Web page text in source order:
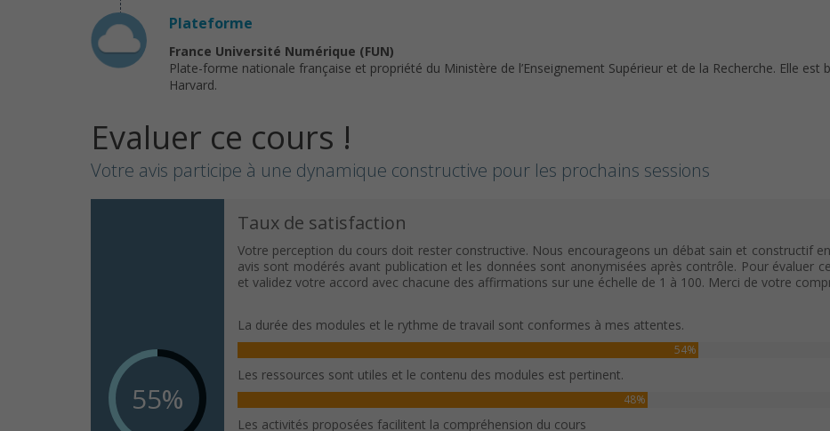
Plateforme
France Université Numérique (FUN)
Plate-forme nationale française et propriété du Ministère de l’Enseignement Supérieur et de la Recherche. Elle
Harvard.
Evaluer ce cours !
Votre avis participe à une dynamique constructive pour les prochains sessions
55%
Taux de satisfaction
Votre perception du cours doit rester constructive. Nous encourageons un débat sain et constructif
avis sont modérés avant publication et les données sont anonymisées après contrôle. Pour évaluer
et validez votre accord avec chacune des affirmations sur une échelle de 1 à 100. Merci de votre
La durée des modules et le rythme de travail sont conformes à mes attentes.
54%
Les ressources sont utiles et le contenu des modules est pertinent.
48%
Les activités proposées facilitent la compréhension du cours